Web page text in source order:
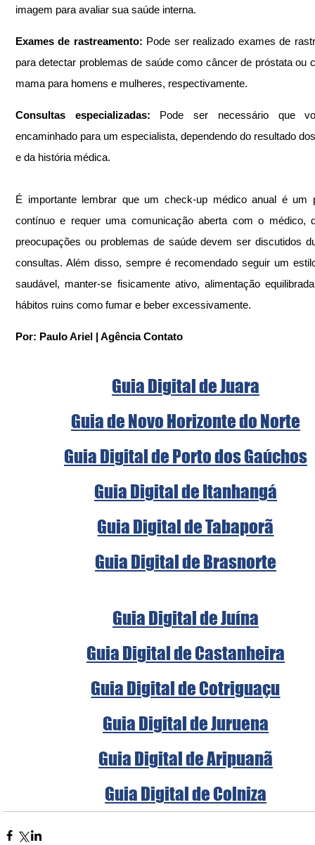
imagem para avaliar sua saúde interna.
Exames de rastreamento: Pode ser realizado exames de
para detectar problemas de saúde como câncer de próstata ou
mama para homens e mulheres, respectivamente.
Consultas especializadas: Pode ser necessário que
encaminhado para um especialista, dependendo do resultado
e da história médica.
É importante lembrar que um check-up médico anual é um
contínuo e requer uma comunicação aberta com o médico,
preocupações ou problemas de saúde devem ser discutidos
consultas. Além disso, sempre é recomendado seguir um
saudável, manter-se fisicamente ativo, alimentação
hábitos ruins como fumar e beber excessivamente.
Por: Paulo Ariel | Agência Contato
Guia Digital de Juara
Guia de Novo Horizonte do Norte
Guia Digital de Porto dos Gaúchos
Guia Digital de Itanhangá
Guia Digital de Tabaporã
Guia Digital de Brasnorte
Guia Digital de Juína
Guia Digital de Castanheira
Guia Digital de Cotriguaçu
Guia Digital de Juruena
Guia Digital de Aripuanã
Guia Digital de Colniza